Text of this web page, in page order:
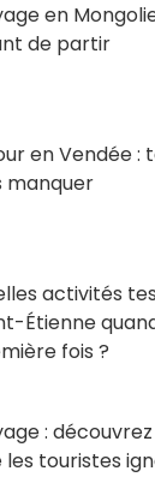
en
de partir
en Vendée
manquer
activités
Étienne
fois ?
:
les touristes